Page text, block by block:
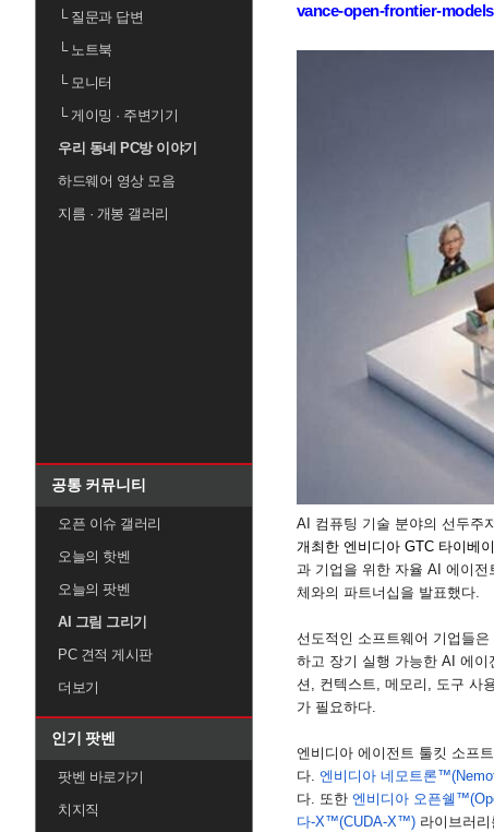
└질문과 답변
└노트북
└모니터
└게이밍 · 주변기기
우리 동네 PC방 이야기
하드웨어 영상 모음
지름 · 개봉 갤러리
공통 커뮤니티
오픈 이슈 갤러리
오늘의 핫벤
오늘의 팟벤
AI 그림 그리기
PC 견적 게시판
더보기
인기 팟벤
팟벤 바로가기
치지직
vance-open-frontier-models
AI 컴퓨팅 기술 분야의 선두주
개최한 엔비디아GTC 타이베이
과 기업을 위한 자율 AI 에이전
체와의 파트너십을 발표했다.
선도적인 소프트웨어 기업들
하고 장기 실행 가능한AI 에이
션 , 컨텍스트, 메모리 , 도구 사
가 필요하다.
엔비디아 에이전트 툴킷 소프
다. 엔비디아 네모트론™
다. 또한 엔비디아 오픈쉘™
다-X™(CUDA-X™) 라이브러